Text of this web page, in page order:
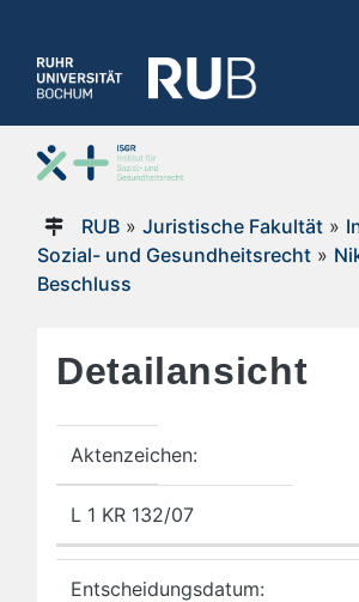
RUB» Juristische Fakultät»
Sozial- und Gesundheitsrecht »
Beschluss
Detailansicht
Aktenzeichen:
L 1 KR 132/07
Entscheidungsdatum: